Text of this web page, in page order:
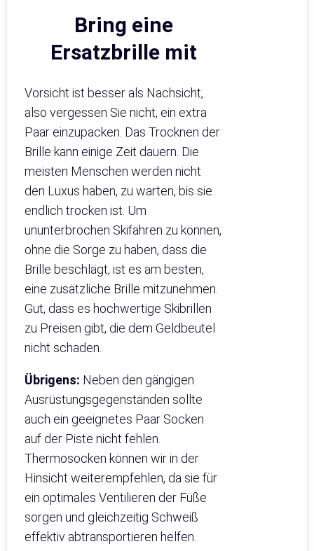
Bring eine
Ersatzbrille mit
Vorsicht ist besser als Nachsicht,
also vergessen Sie nicht, ein extra
Paar einzupacken. Das Trocknen der
Brille kann einige Zeit dauern. Die
meisten Menschen werden nicht
den Luxus haben, zu warten, bis sie
endlich trocken ist. Um
ununterbrochen Skifahren zu können,
ohne die Sorge zu haben, dass die
Brille beschlägt, ist es am besten,
eine zusätzliche Brille mitzunehmen.
Gut, dass es hochwertige Skibrillen
zu Preisen gibt, die dem Geldbeutel
nicht schaden.
Übrigens: Neben den gängigen
Ausrüstungsgegenständen sollte
auch ein geeignetes Paar Socken
auf der Piste nicht fehlen.
Thermosocken können wir in der
Hinsicht weiterempfehlen, da sie für
ein optimales Ventilieren der Füße
sorgen und gleichzeitig Schweiß
effektiv abtransportieren helfen.